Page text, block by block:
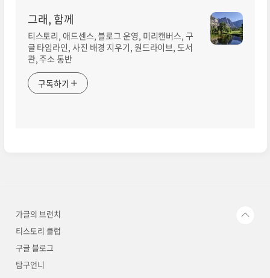
그래, 함께
티스토리, 애드센스, 블로그 운영, 미리캔버스, 구
글 타임라인, 사진 배경 지우기, 원드라이브, 도서
관, 주소 통반
구독하기
가글의 브런치
티스토리 클럽
구글 블로그
탐구언니